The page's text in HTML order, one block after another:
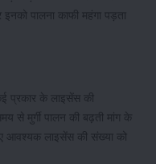
इनको पालना काफी महंगा पड़ता
प्रकार के लाइसेंस की
से मुर्गी पालन की बढ़ती मांग के
आवश्यक लाइसेंस की संख्या को